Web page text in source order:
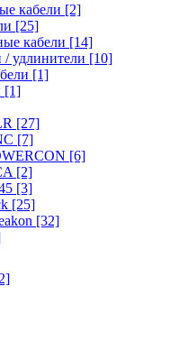
кабели [2]
[25]
кабели [14]
/ удлинители [10]
[1]
[1]
[27]
[7]
[6]
[2]
[3]
[25]
[32]